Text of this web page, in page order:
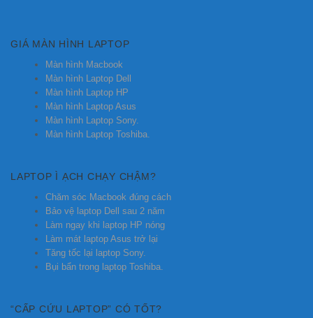
GIÁ MÀN HÌNH LAPTOP
Màn hình Macbook
Màn hình Laptop Dell
Màn hình Laptop HP
Màn hình Laptop Asus
Màn hình Laptop Sony.
Màn hình Laptop Toshiba.
LAPTOP Ì ẠCH CHẠY CHẬM?
Chăm sóc Macbook đúng cách
Bảo vệ laptop Dell sau 2 năm
Làm ngay khi laptop HP nóng
Làm mát laptop Asus trở lại
Tăng tốc lại laptop Sony.
Bụi bẩn trong laptop Toshiba.
“CẤP CỨU LAPTOP” CÓ TỐT?